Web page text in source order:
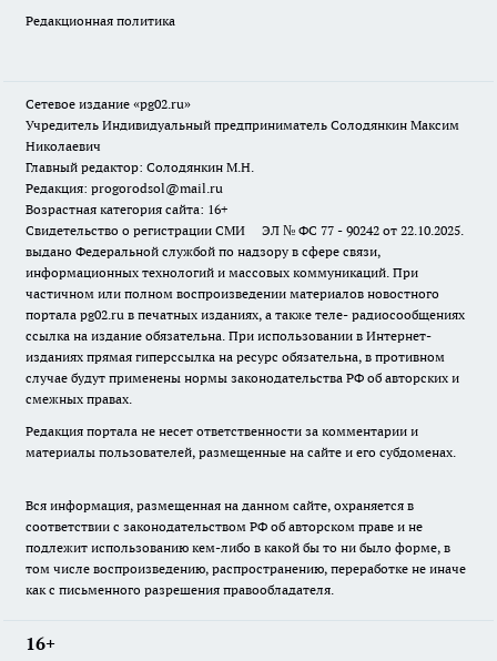
Редакционная политика
Сетевое издание «pg02.ru»
Учредитель Индивидуальный предприниматель Солодянкин Максим
Николаевич
Главный редактор: Солодянкин М.Н.
Редакция: progorodsol@mail.ru
Возрастная категория сайта: 16+
Свидетельство о регистрации СМИ ЭЛ № ФС 77 - 90242 от 22.10.2025.
выдано Федеральной службой по надзору в сфере связи,
информационных технологий и массовых коммуникаций. При
частичном или полном воспроизведении материалов новостного
портала pg02.ru в печатных изданиях, а также теле- радиосообщениях
ссылка на издание обязательна. При использовании в Интернет-
изданиях прямая гиперссылка на ресурс обязательна, в противном
случае будут применены нормы законодательства РФ об авторских и
смежных правах.
Редакция портала не несет ответственности за комментарии и
материалы пользователей, размещенные на сайте и его субдоменах.
Вся информация, размещенная на данном сайте, охраняется в
соответствии с законодательством РФ об авторском праве и не
подлежит использованию кем-либо в какой бы то ни было форме, в
том числе воспроизведению, распространению, переработке не иначе
как с письменного разрешения правообладателя.
16+